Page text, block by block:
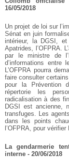
16/05/2018
Un projet de loi sur
Sénat en juin
intérieur, la DGSI,
Apatrides, l’OFPRA.
par le ministre de
d’informations entre
L’OFPRA pourra
faire consulter
pour la Prévention
répertorie les
radicalisation à des
DGSI est ancienne,
transfuges. Les
dans les points
l’OFPRA, pour
La gendarmerie
interne - 20/06/2018